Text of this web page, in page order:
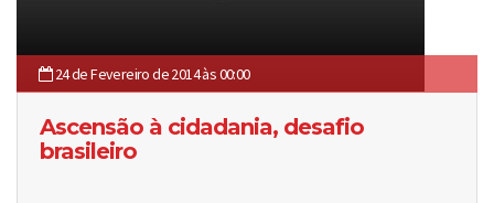
24 de Fevereiro de 2014 às 00:00
Ascensão à cidadania, desafio
brasileiro